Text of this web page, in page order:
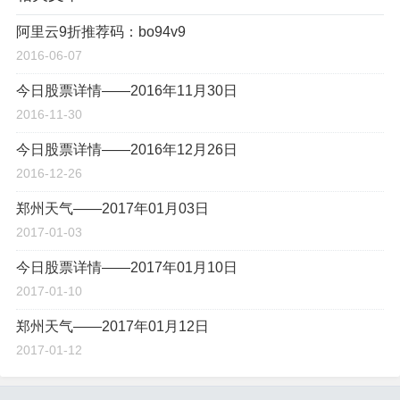
阿里云9折推荐码：bo94v9
2016-06-07
今日股票详情——2016年11月30日
2016-11-30
今日股票详情——2016年12月26日
2016-12-26
郑州天气——2017年01月03日
2017-01-03
今日股票详情——2017年01月10日
2017-01-10
郑州天气——2017年01月12日
2017-01-12